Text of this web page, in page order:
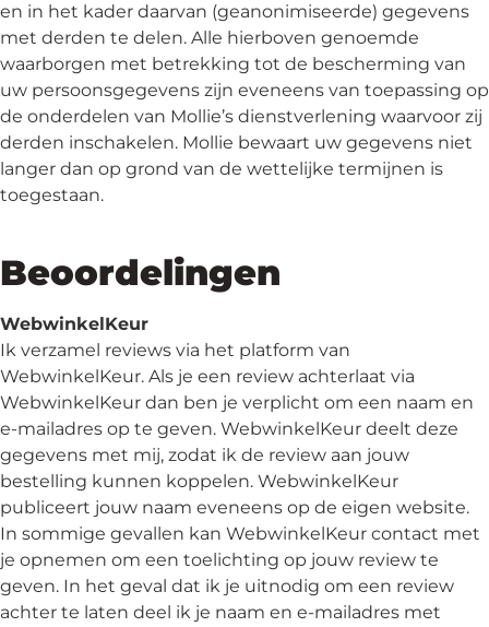
en in het kader daarvan (geanonimiseerde) gegevens
met derden te delen. Alle hierboven genoemde
waarborgen met betrekking tot de bescherming van
uw persoonsgegevens zijn eveneens van toepassing op
de onderdelen van Mollie’s dienstverlening waarvoor zij
derden inschakelen. Mollie bewaart uw gegevens niet
langer dan op grond van de wettelijke termijnen is
toegestaan.
Beoordelingen
WebwinkelKeur
Ik verzamel reviews via het platform van
WebwinkelKeur. Als je een review achterlaat via
WebwinkelKeur dan ben je verplicht om een naam en
e-mailadres op te geven. WebwinkelKeur deelt deze
gegevens met mij, zodat ik de review aan jouw
bestelling kunnen koppelen. WebwinkelKeur
publiceert jouw naam eveneens op de eigen website.
In sommige gevallen kan WebwinkelKeur contact met
je opnemen om een toelichting op jouw review te
geven. In het geval dat ik je uitnodig om een review
achter te laten deel ik je naam en e-mailadres met